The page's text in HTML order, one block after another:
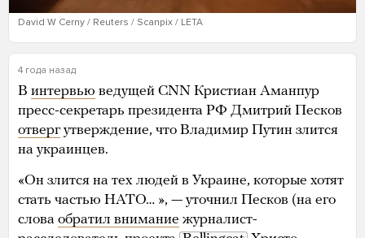
David W Cerny / Reuters / Scanpix / LETA
4 года назад
В интервью ведущей CNN Кристиан Аманпур
пресс-секретарь президента РФ Дмитрий Песков
отвергутверждение, что Владимир Путин злится
на украинцев.
«Он злится на тех людей в Украине, которые хотят
стать частью НАТО… », — уточнил Песков (на его
слова обратил внимание журналист-